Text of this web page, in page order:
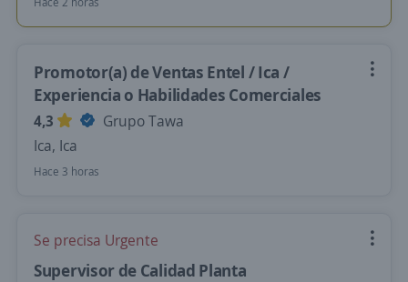
Promotor(a) de Ventas Entel / Ica /
Experiencia o Habilidades Comerciales
4,3
Grupo Tawa
Ica, Ica
Hace 3 horas
Se precisa Urgente
Supervisor de Calidad Planta